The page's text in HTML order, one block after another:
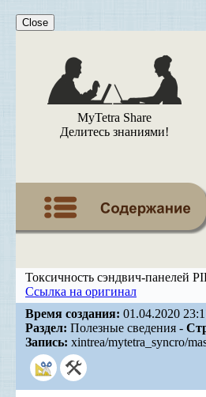
Close
MyTetra Share
Делитесь знаниями!
Токсичность сэндвич-панелей
Ссылка на оригинал
Время создания: 01.04.2020
Раздел: Полезные сведения -
Запись: xintrea/mytetra_syncro/